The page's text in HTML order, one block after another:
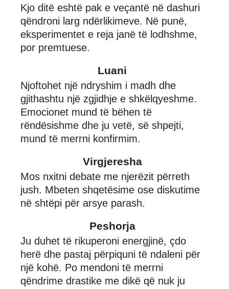
Kjo ditë eshtë pak e veçantë në dashuri
qëndroni larg ndërlikimeve. Në punë,
eksperimentet e reja janë të lodhshme,
por premtuese.
Luani
Njoftohet një ndryshim i madh dhe
gjithashtu një zgjidhje e shkëlqyeshme.
Emocionet mund të bëhen të
rëndësishme dhe ju vetë, së shpejti,
mund të merrni konfirmim.
Virgjeresha
Mos nxitni debate me njerëzit përreth
jush. Mbeten shqetësime ose diskutime
në shtëpi për arsye parash.
Peshorja
Ju duhet të rikuperoni energjinë, çdo
herë dhe pastaj përpiquni të ndaleni për
një kohë. Po mendoni të merrni
qëndrime drastike me dikë që nuk ju